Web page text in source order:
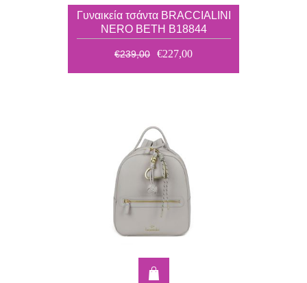
Γυναικεία τσάντα BRACCIALINI
NERO BETH B18844
€239,00 €227,00